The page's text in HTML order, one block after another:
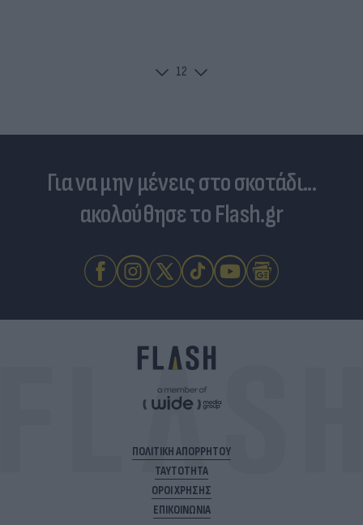
12
Για να μην μένεις στο σκοτάδι...
ακολούθησε το Flash.gr
ΠΟΛΙΤΙΚΗ ΑΠΟΡΡΗΤΟΥ
ΤΑΥΤΟΤΗΤΑ
ΟΡΟΙ ΧΡΗΣΗΣ
ΕΠΙΚΟΙΝΩΝΙΑ